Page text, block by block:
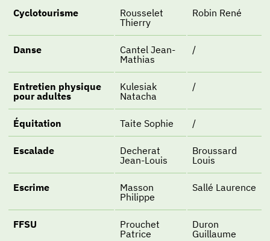
Cyclotourisme
Rousselet
Thierry
Robin René
Danse
Cantel Jean-
Mathias
/
Entretien physique
pour adultes
Kulesiak
Natacha
/
Équitation Taite Sophie /
Escalade
Decherat
Jean-Louis
Broussard
Louis
Escrime
Masson
Philippe
Sallé Laurence
FFSU
Prouchet
Patrice
Duron
Guillaume